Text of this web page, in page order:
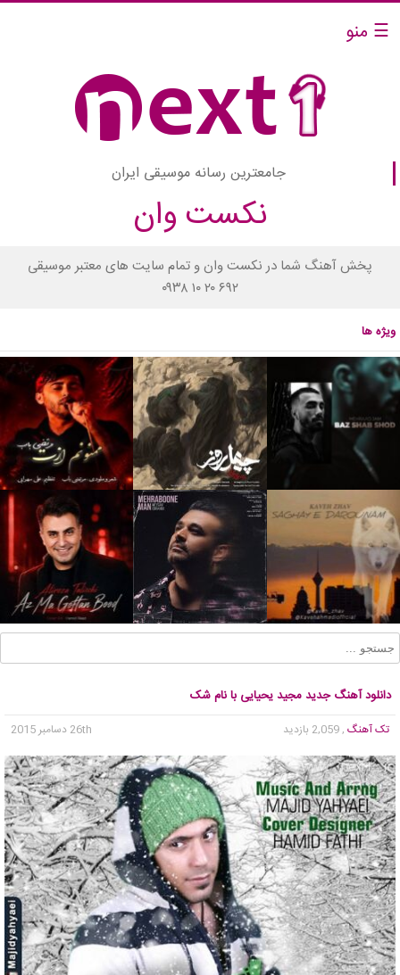
☰ منو
جامعترین رسانه موسیقی ایران
نکست وان
پخش آهنگ شما در نکست وان و تمام سایت های معتبر موسیقی
۰۹۳۸ ۱۰ ۲۰ ۶۹۲
ویژه ها
دانلود آهنگ جدید مجید یحیایی با نام شک
تک آهنگ , 2,059 بازدید 26th دسامبر 2015